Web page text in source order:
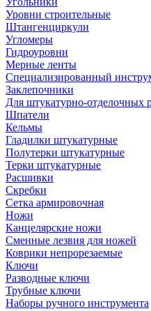
Уровни строительные
Штангенциркули
Угломеры
Гидроуровни
Мерные ленты
Специализированный
Заклепочники
Для штукатурно-отделочных
Шпатели
Кельмы
Гладилки штукатурные
Полутерки штукатурные
Терки штукатурные
Расшивки
Скребки
Сетка армировочная
Ножи
Канцелярские ножи
Сменные лезвия для ножей
Коврики непрорезаемые
Ключи
Разводные ключи
Трубные ключи
Наборы ручного инструмента